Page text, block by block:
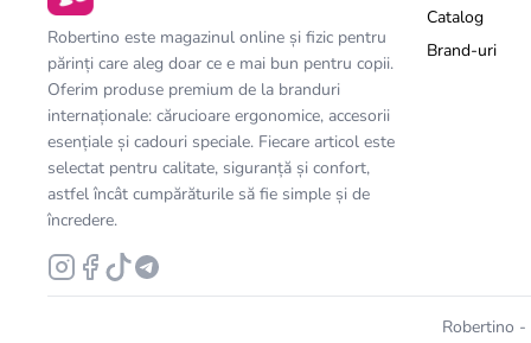
Catalog
Brand-uri
Robertino este magazinul online și fizic pentru
părinți care aleg doar ce e mai bun pentru copii.
Oferim produse premium de la branduri
internaționale: cărucioare ergonomice, accesorii
esențiale și cadouri speciale. Fiecare articol este
selectat pentru calitate, siguranță și confort,
astfel încât cumpărăturile să fie simple și de
încredere.
Robertino -